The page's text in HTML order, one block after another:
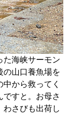
海峡サーモン
の山口養魚場を
から救ってく
すと。お母さ
わさびも出荷し